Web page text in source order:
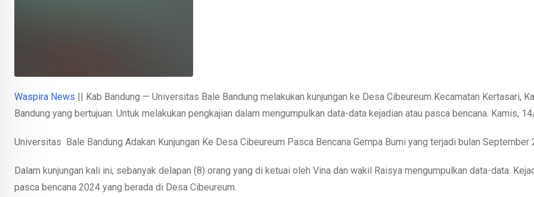
Waspira News || Kab Bandung — Universitas Bale Bandung melakukan kunjungan ke Desa Cibeureum Kecamatan Kertasari,
Bandung yang bertujuan. Untuk melakukan pengkajian dalam mengumpulkan data-data kejadian atau pasca bencana. Kamis,
Universitas Bale Bandung Adakan Kunjungan Ke Desa Cibeureum Pasca Bencana Gempa Bumi yang terjadi bulan September
Dalam kunjungan kali ini, sebanyak delapan (8) orang yang di ketuai oleh Vina dan wakil Raisya mengumpulkan data-data.
pasca bencana 2024 yang berada di Desa Cibeureum.